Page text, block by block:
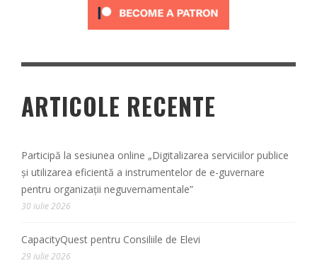
ARTICOLE RECENTE
Participă la sesiunea online „Digitalizarea serviciilor publice
și utilizarea eficientă a instrumentelor de e-guvernare
pentru organizații neguvernamentale”
30 iulie 2026
CapacityQuest pentru Consiliile de Elevi
29 iulie 2026